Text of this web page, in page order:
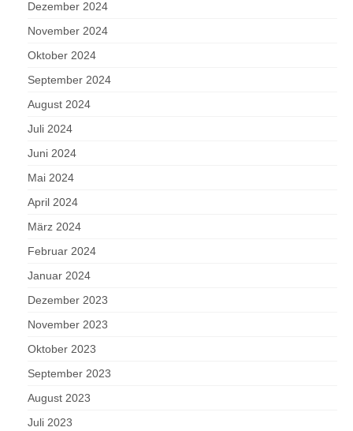
Dezember 2024
November 2024
Oktober 2024
September 2024
August 2024
Juli 2024
Juni 2024
Mai 2024
April 2024
März 2024
Februar 2024
Januar 2024
Dezember 2023
November 2023
Oktober 2023
September 2023
August 2023
Juli 2023